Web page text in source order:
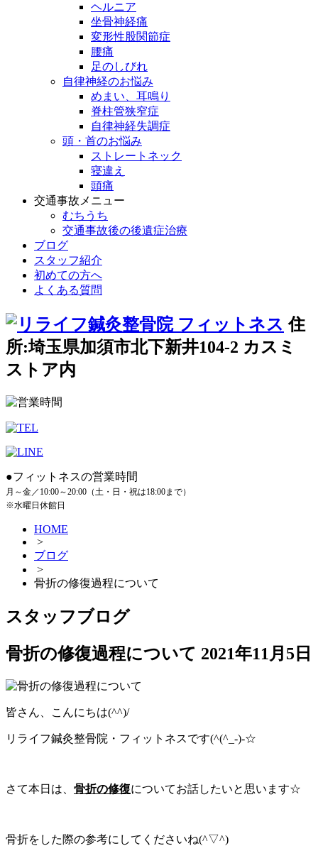
ヘルニア
坐骨神経痛
変形性股関節症
腰痛
足のしびれ
自律神経のお悩み
めまい、耳鳴り
脊柱管狭窄症
自律神経失調症
頭・首のお悩み
ストレートネック
寝違え
頭痛
交通事故メニュー
むちうち
交通事故後の後遺症治療
ブログ
スタッフ紹介
初めての方へ
よくある質問
住
所:埼玉県加須市北下新井104-2 カスミ
ストア内
●フィットネスの営業時間
月～金／10:00～20:00（土・日・祝は18:00まで）
※水曜日休館日
HOME
>
ブログ
>
骨折の修復過程について
スタッフブログ
骨折の修復過程について 2021年11月5日
皆さん、こんにちは(^^)/
リライフ鍼灸整骨院・フィットネスです(^(^_-)-☆
さて本日は 骨折の修復についてお話したいと思います☆
骨折をした際の参考にしてくださいね(^▽^)